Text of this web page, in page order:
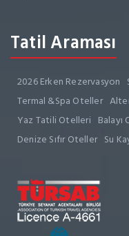
Tatil Araması
2026 Erken Rezervasyon
Termal &Spa Oteller
Yaz Tatili Otelleri
Denize Sıfır Oteller Su